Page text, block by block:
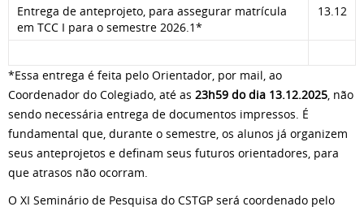
Entrega de anteprojeto, para assegurar matrícula
em TCC I para o semestre 2026.1*
13.12
*Essa entrega é feita pelo Orientador, por mail, ao
Coordenador do Colegiado, até as 23h59 do dia 13.12.2025, não
sendo necessária entrega de documentos impressos. É
fundamental que, durante o semestre, os alunos já organizem
seus anteprojetos e definam seus futuros orientadores, para
que atrasos não ocorram.
O XI Seminário de Pesquisa do CSTGP será coordenado pelo